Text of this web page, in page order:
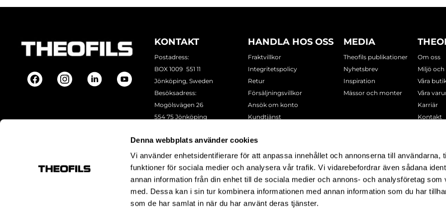
Denna webbplats använder cookies
Vi använder enhetsidentifierare för att anpassa innehållet och annonserna till användarna,
funktioner för sociala medier och analysera vår trafik. Vi vidarebefordrar även sådana
annan information från din enhet till de sociala medier och annons- och analysföretag som
med. Dessa kan i sin tur kombinera informationen med annan information som du har
som de har samlat in när du har använt deras tjänster.
KONTAKT
Postadress:
BOX 1009 551 11
Jönköping, Sweden
Besöksadress:
Mogölsvägen 26
554 75 Jönköping
Epost:info@theofils.se
Org. nr 556154-8925
Bankgironummer 835-7378
HANDLA HOS OSS
Fraktvillkor
Integritetspolicy
Retur
Försäljningsvillkor
Ansök om konto
Kundtjänst
MEDIA
Theofils publikationer
Nyhetsbrev
Inspiration
Mässor och monter
Om oss
Miljö
Våra
Våra
Karriär
Kontakt